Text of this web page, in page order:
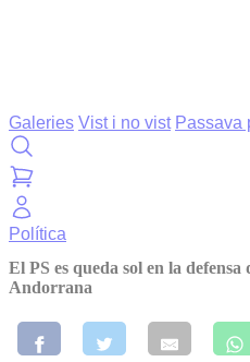
Galeries Vist i no vist Passava
Política
El PS es queda sol en la defensa
Andorrana